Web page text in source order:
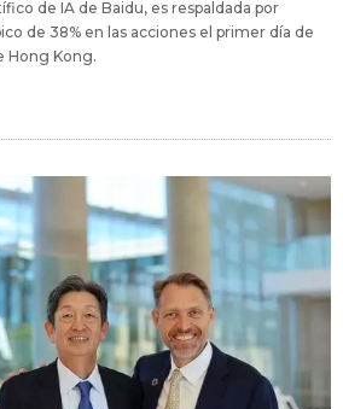
de IA de Baidu, es respaldada por
de 38% en las acciones el primer día de
Hong Kong.